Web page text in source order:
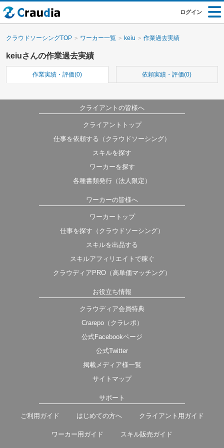
ログイン
クラウドソーシングTOP ワーカー一覧 keiu 作業過去実績
keiuさんの作業過去実績
作業実績・評価(0) 依頼実績・評価(0)
クライアントの皆様へ
クライアントトップ
仕事を依頼する（クラウドソーシング）
スキルを探す
ワーカーを探す
各種書類発行（法人限定）
ワーカーの皆様へ
ワーカートップ
仕事を探す（クラウドソーシング）
スキルを出品する
スキルアフィリエイトで稼ぐ
クラウディアPRO（高単価マッチング）
お役立ち情報
クラウディア会員特典
Crarepo（クラレポ）
公式Facebookページ
公式Twitter
掲載メディア様一覧
サイトマップ
サポート
ご利用ガイド はじめての方へ クライアント用ガイド
ワーカー用ガイド スキル販売ガイド